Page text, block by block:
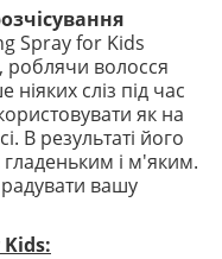
Spray for Kids
роблячи волосся
сліз під час
як на
В результаті його
гладеньким і м'яким.
вашу